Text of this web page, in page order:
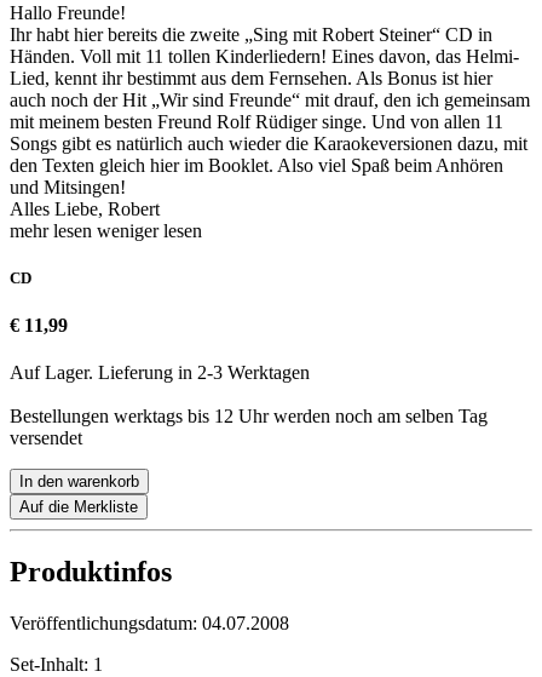
Hallo Freunde!
Ihr habt hier bereits die zweite „Sing mit Robert Steiner“ CD in
Händen. Voll mit 11 tollen Kinderliedern! Eines davon, das Helmi-
Lied, kennt ihr bestimmt aus dem Fernsehen. Als Bonus ist hier
auch noch der Hit „Wir sind Freunde“ mit drauf, den ich gemeinsam
mit meinem besten Freund Rolf Rüdiger singe. Und von allen 11
Songs gibt es natürlich auch wieder die Karaokeversionen dazu, mit
den Texten gleich hier im Booklet. Also viel Spaß beim Anhören
und Mitsingen!
Alles Liebe, Robert
mehr lesen weniger lesen
CD
€ 11,99
Auf Lager. Lieferung in 2-3 Werktagen
Bestellungen werktags bis 12 Uhr werden noch am selben Tag
versendet
In den warenkorb
Auf die Merkliste
Produktinfos
Veröffentlichungsdatum: 04.07.2008
Set-Inhalt: 1